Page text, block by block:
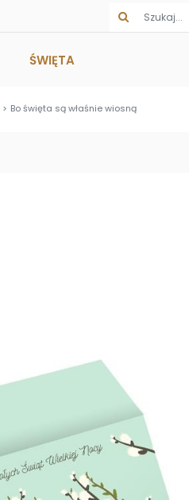
ŚWIĘTA
Bo święta są właśnie wiosną